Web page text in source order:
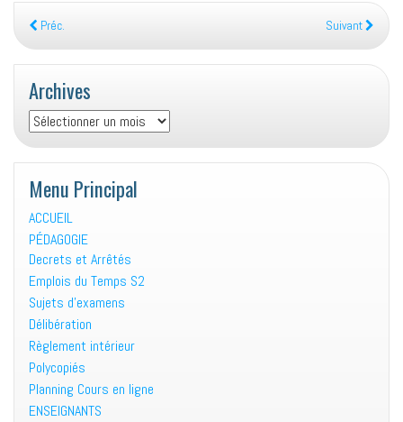
Préc. Suivant
Archives
Archives
Menu Principal
ACCUEIL
PÉDAGOGIE
Decrets et Arrêtés
Emplois du Temps S2
Sujets d’examens
Délibération
Règlement intérieur
Polycopiés
Planning Cours en ligne
ENSEIGNANTS